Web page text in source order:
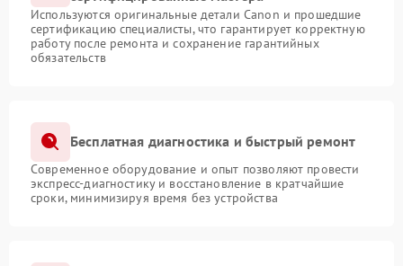
Используются оригинальные детали Canon и прошедшие
сертификацию специалисты, что гарантирует корректную
работу после ремонта и сохранение гарантийных
обязательств
Бесплатная диагностика и быстрый ремонт
Современное оборудование и опыт позволяют провести
экспресс-диагностику и восстановление в кратчайшие
сроки, минимизируя время без устройства